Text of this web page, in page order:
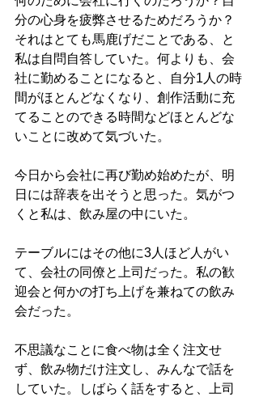
分の心身を疲弊させるためだろうか？
それはとても馬鹿げだことである、と
私は自問自答していた。何よりも、会
社に勤めることになると、自分1人の時
間がほとんどなくなり、創作活動に充
てることのできる時間などほとんどな
いことに改めて気づいた。
今日から会社に再び勤め始めたが、明
日には辞表を出そうと思った。気がつ
くと私は、飲み屋の中にいた。
テーブルにはその他に3人ほど人がい
て、会社の同僚と上司だった。私の歓
迎会と何かの打ち上げを兼ねての飲み
会だった。
不思議なことに食べ物は全く注文せ
ず、飲み物だけ注文し、みんなで話を
していた。しばらく話をすると、上司